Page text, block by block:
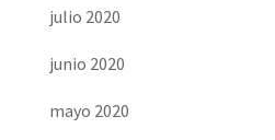
julio 2020
junio 2020
mayo 2020